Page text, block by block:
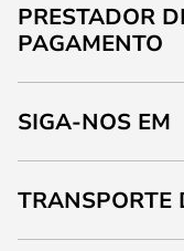
PRESTADOR
PAGAMENTO
SIGA-NOS EM
TRANSPORTE